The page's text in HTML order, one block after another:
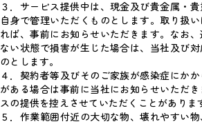
３．サービス提供中は、現金及び貴金属・
自身で管理いただくものとします。取り扱
れば、事前にお知らせいただきます。なお
ない状態で損害が生じた場合は、当社及び
のとします。
４．契約者等及びそのご家族が感染症にか
がある場合は事前に当社にお知らせいただ
スの提供を控えさせていただくことがありま
５．作業範囲付近の大切な物、壊れやすい